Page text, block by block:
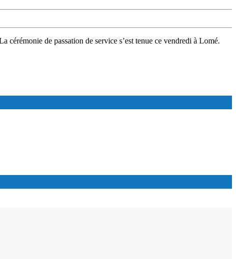
cérémonie de passation de service s’est tenue ce vendredi à Lomé.